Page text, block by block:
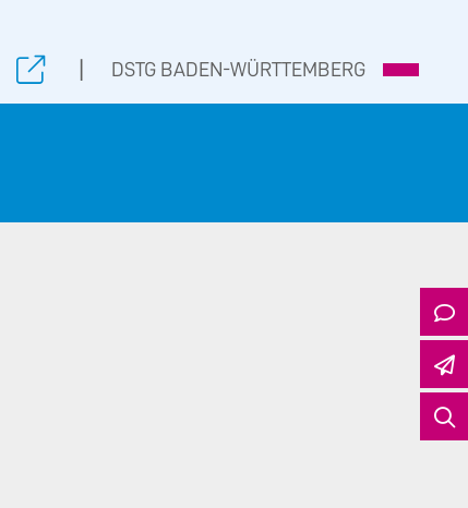
DSTG BADEN-WÜRTTEMBERG